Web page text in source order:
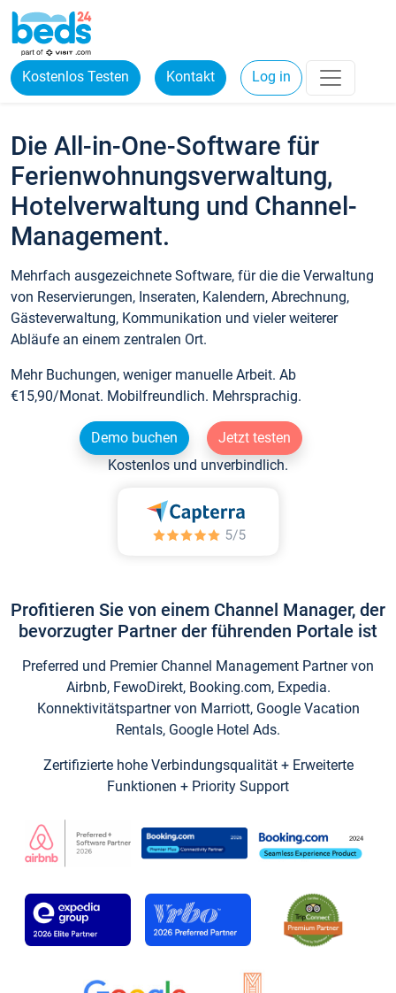
Kostenlos Testen Kontakt Log in
Die All-in-One-Software für
Ferienwohnungsverwaltung,
Hotelverwaltung und Channel-
Management.
Mehrfach ausgezeichnete Software, für die die Verwaltung
von Reservierungen, Inseraten, Kalendern, Abrechnung,
Gästeverwaltung, Kommunikation und vieler weiterer
Abläufe an einem zentralen Ort.
Mehr Buchungen, weniger manuelle Arbeit. Ab
€15,90/Monat. Mobilfreundlich. Mehrsprachig.
Demo buchen
Jetzt testen
Kostenlos und unverbindlich.
Profitieren Sie von einem Channel Manager, der
bevorzugter Partner der führenden Portale ist
Preferred und Premier Channel Management Partner von
Airbnb, FewoDirekt, Booking.com, Expedia.
Konnektivitätspartner von Marriott, Google Vacation
Rentals, Google Hotel Ads.
Zertifizierte hohe Verbindungsqualität + Erweiterte
Funktionen + Priority Support